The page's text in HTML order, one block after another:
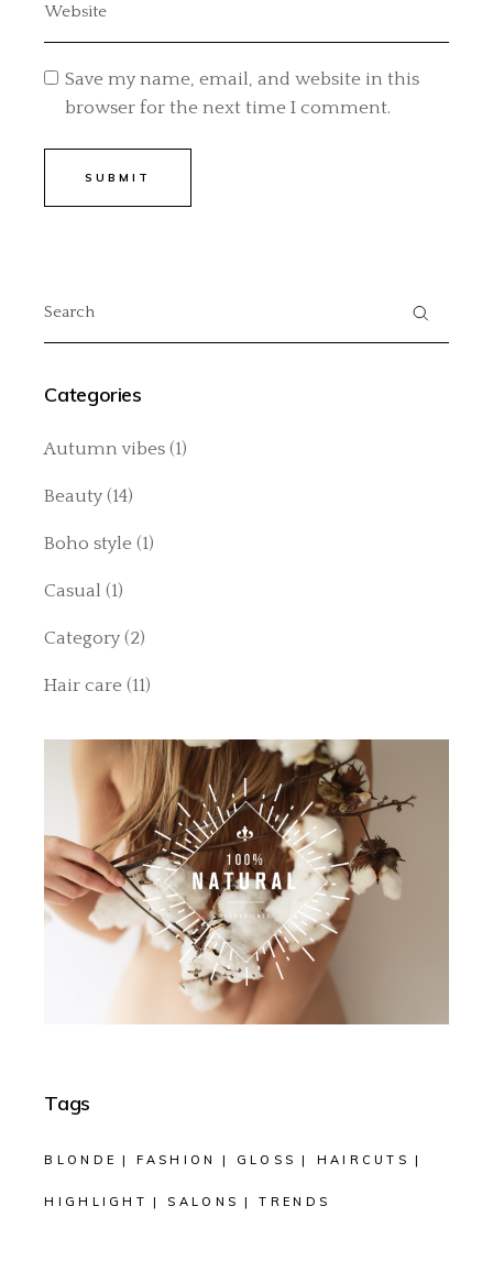
Save my name, email, and website in this
browser for the next time I comment.
SUBMIT
Categories
Autumn vibes (1)
Beauty (14)
Boho style (1)
Casual (1)
Category (2)
Hair care (11)
Tags
BLONDE FASHION GLOSS HAIRCUTS
HIGHLIGHT SALONS TRENDS